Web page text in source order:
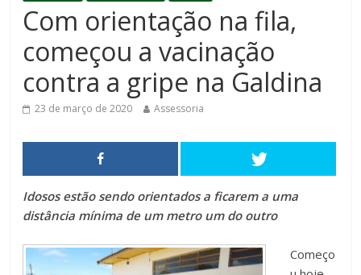
Com orientação na fila,
começou a vacinação
contra a gripe na Galdina
23 de março de 2020 Assessoria
Idosos estão sendo orientados a ficarem a uma
distância mínima de um metro um do outro
Começo